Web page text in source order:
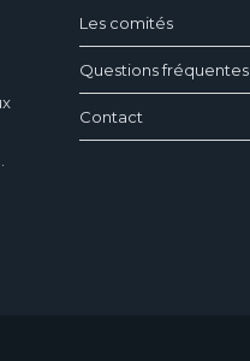
Les comités
Questions fréquentes
Contact